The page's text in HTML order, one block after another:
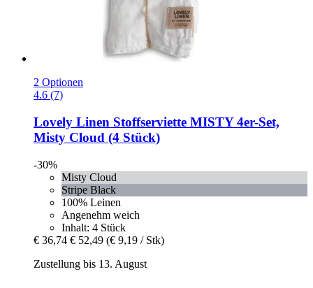
2 Optionen
4.6 (7)
Lovely Linen Stoffserviette MISTY 4er-​Set,
Misty Cloud (4 Stück)
-30%
Misty Cloud
Stripe Black
100% Leinen
Angenehm weich
Inhalt: 4 Stück
€ 36,74 € 52,49 (€ 9,19 / Stk)
Zustellung bis 13. August